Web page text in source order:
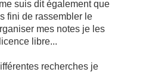
suis dit également que
fini de rassembler le
mes notes je les
libre...
recherches je